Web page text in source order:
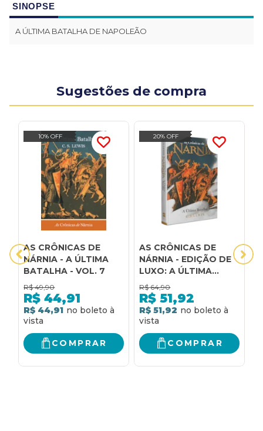
SINOPSE
A ÚLTIMA BATALHA DE NAPOLEÃO
Sugestões de compra
10% OFF
AS CRÔNICAS DE
NÁRNIA - A ÚLTIMA
BATALHA - VOL. 7
R$ 49,90
R$ 44,91
R$ 44,91
COMPRAR
20% OFF
AS CRÔNICAS DE
NÁRNIA - EDIÇÃO DE
LUXO: A ÚLTIMA
BATALHA
R$ 64,90
R$ 51,92
R$ 51,92
COMPRAR